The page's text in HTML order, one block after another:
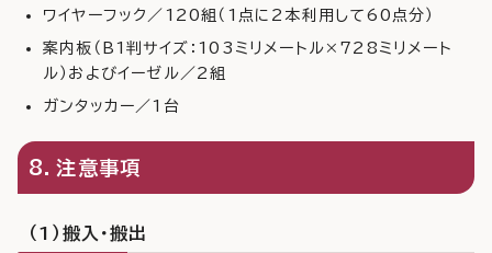
ワイヤーフック／120組（1点に2本利用して60点分）
案内板（B1判サイズ：103ミリメートル×728ミリメート
ル）およびイーゼル／2組
ガンタッカー／1台
8．注意事項
（1）搬入・搬出